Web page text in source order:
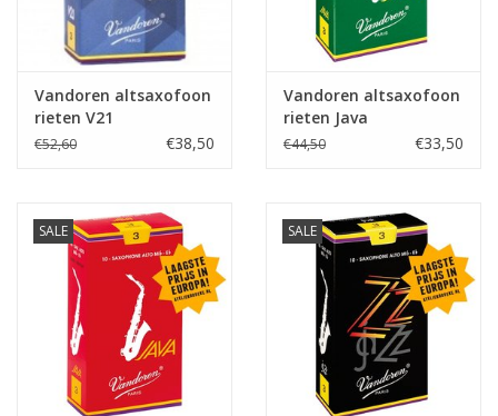
Vandoren altsaxofoon
rieten V21
€52,60 €38,50
Vandoren altsaxofoon
rieten Java
€44,50 €33,50
SALE SALE